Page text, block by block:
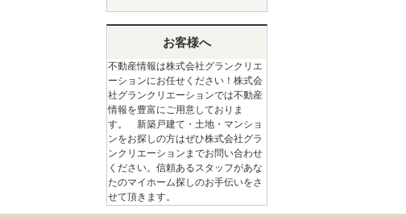
お客様へ
不動産情報は株式会社グランクリエ
ーションにお任せください！株式会
社グランクリエーションでは不動産
情報を豊富にご用意しておりま
す。 新築戸建て・土地・マンショ
ンをお探しの方はぜひ株式会社グラ
ンクリエーションまでお問い合わせ
ください。信頼あるスタッフがあな
たのマイホーム探しのお手伝いをさ
せて頂きます。